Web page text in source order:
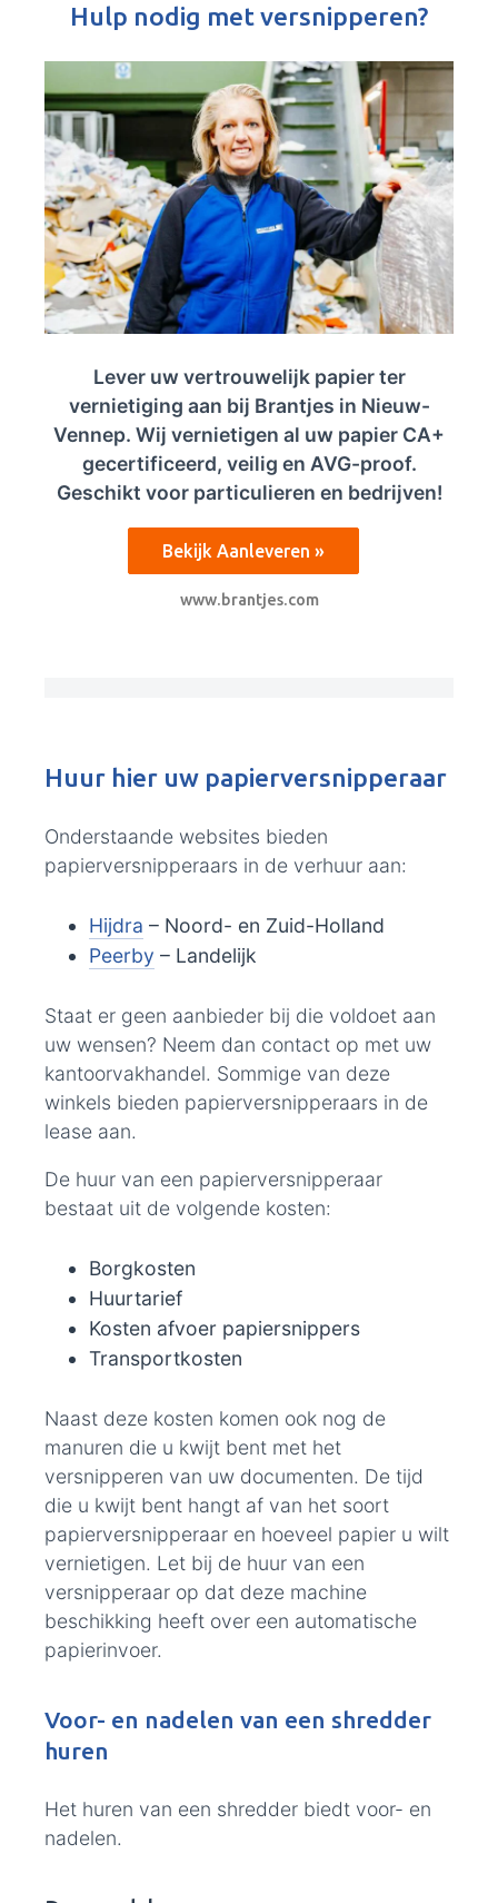
Hulp nodig met versnipperen?
Lever uw vertrouwelijk papier ter
vernietiging aan bij Brantjes in Nieuw-
Vennep. Wij vernietigen al uw papier CA+
gecertificeerd, veilig en AVG-proof.
Geschikt voor particulieren en bedrijven!
Bekijk Aanleveren »
www.brantjes.com
Huur hier uw papierversnipperaar
Onderstaande websites bieden
papierversnipperaars in de verhuur aan:
Hijdra – Noord- en Zuid-Holland
Peerby – Landelijk
Staat er geen aanbieder bij die voldoet aan
uw wensen? Neem dan contact op met uw
kantoorvakhandel. Sommige van deze
winkels bieden papierversnipperaars in de
lease aan.
De huur van een papierversnipperaar
bestaat uit de volgende kosten:
Borgkosten
Huurtarief
Kosten afvoer papiersnippers
Transportkosten
Naast deze kosten komen ook nog de
manuren die u kwijt bent met het
versnipperen van uw documenten. De tijd
die u kwijt bent hangt af van het soort
papierversnipperaar en hoeveel papier u wilt
vernietigen. Let bij de huur van een
versnipperaar op dat deze machine
beschikking heeft over een automatische
papierinvoer.
Voor- en nadelen van een shredder
huren
Het huren van een shredder biedt voor- en
nadelen.